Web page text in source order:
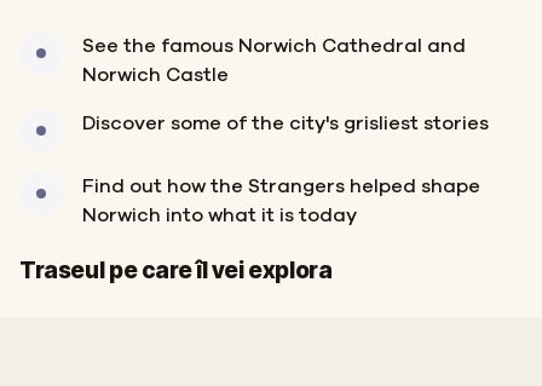
See the famous Norwich Cathedral and
Norwich Castle
Discover some of the city's grisliest stories
Find out how the Strangers helped shape
Norwich into what it is today
Traseul pe care îl vei explora
Start
Sosire